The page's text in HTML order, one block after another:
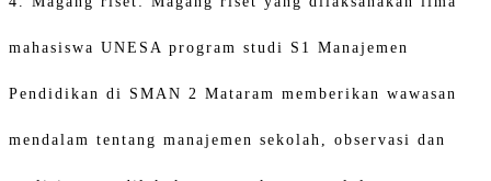
mahasiswa UNESA program studi S1 Manajemen
Pendidikan di SMAN 2 Mataram memberikan wawasan
mendalam tentang manajemen sekolah, observasi dan